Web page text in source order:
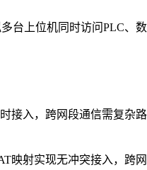
台上位机同时访问PLC、
接入，跨网段通信需复杂
映射实现无冲突接入，跨